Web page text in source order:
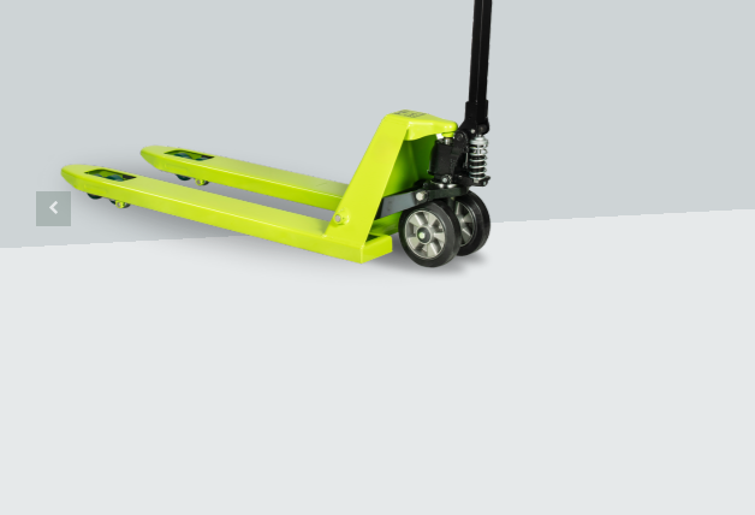
Pramac è entrata in MotoGp nel 2002 con la creazione di una
squadra. Spinta da un forte spirito competitivo, il Team Pramac
Racing ha ottenuto notevoli risultati nel corso degli anni,
con il titolo di 2024 MotoGP World Champion.
VEDI DI PIÙ